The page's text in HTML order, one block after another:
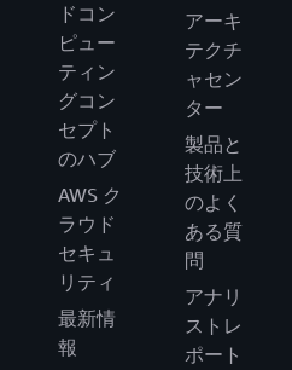
ドコン
ピュー
ティン
グコン
セプト
のハブ
AWS ク
ラウド
セキュ
リティ
最新情
報
アーキ
テクチ
ャセン
ター
製品と
技術上
のよく
ある質
問
アナリ
ストレ
ポート